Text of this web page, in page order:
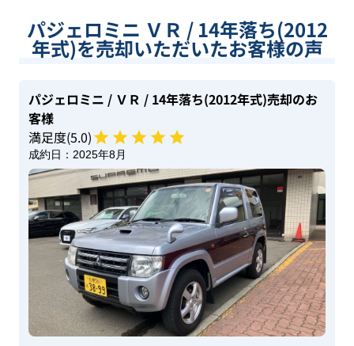
パジェロミニ ＶＲ / 14年落ち(2012
年式)を売却いただいたお客様の声
パジェロミニ / ＶＲ / 14年落ち(2012年式)売却のお
客様
満足度(5.0)
成約日： 2025年8月